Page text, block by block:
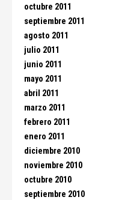
octubre 2011
septiembre 2011
agosto 2011
julio 2011
junio 2011
mayo 2011
abril 2011
marzo 2011
febrero 2011
enero 2011
diciembre 2010
noviembre 2010
octubre 2010
septiembre 2010